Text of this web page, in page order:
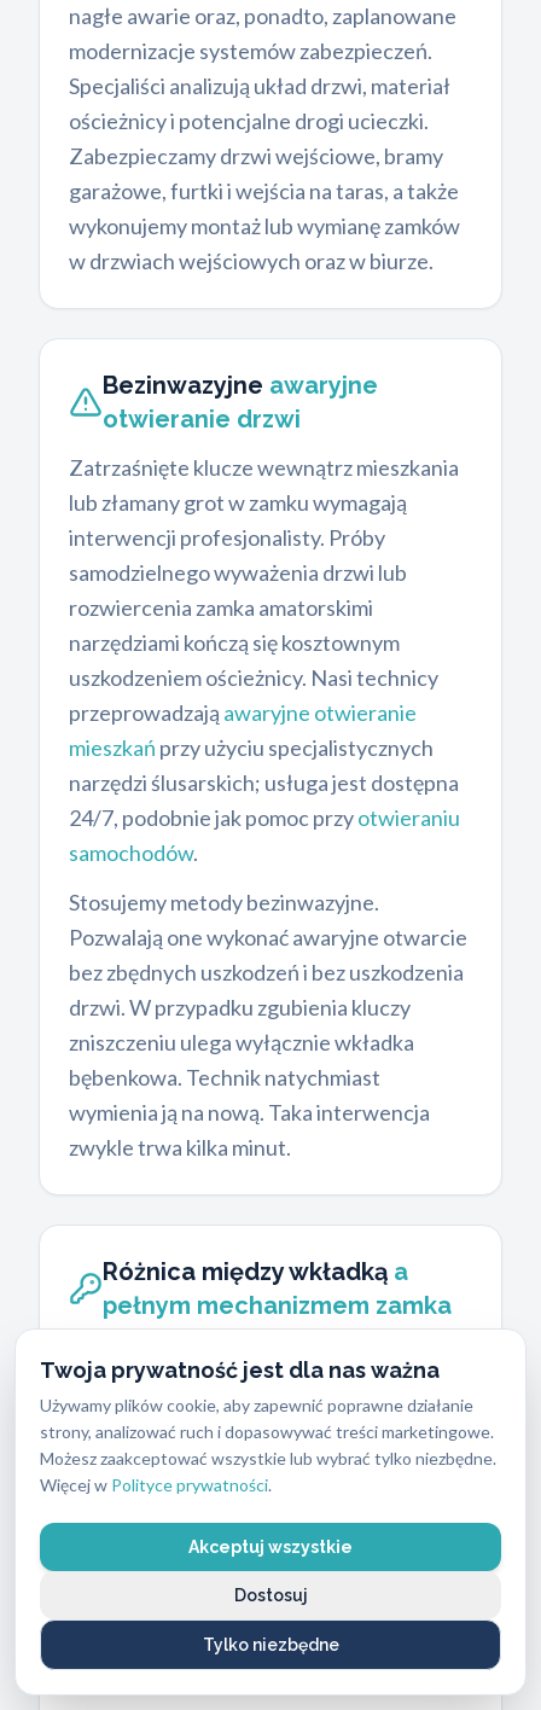
Twoja prywatność jest dla nas ważna
Używamy plików cookie, aby zapewnić poprawne działanie
strony, analizować ruch i dopasowywać treści marketingowe.
Możesz zaakceptować wszystkie lub wybrać tylko niezbędne.
Więcej w Polityce prywatności.
Akceptuj wszystkie
Tylko niezbędne
Dostosuj
nagłe awarie oraz, ponadto, zaplanowane
modernizacje systemów zabezpieczeń.
Specjaliści analizują układ drzwi, materiał
ościeżnicy i potencjalne drogi ucieczki.
Zabezpieczamy drzwi wejściowe, bramy
garażowe, furtki i wejścia na taras, a także
wykonujemy montaż lub wymianę zamków
w drzwiach wejściowych oraz w biurze.
Bezinwazyjne awaryjne
otwieranie drzwi
Zatrzaśnięte klucze wewnątrz mieszkania
lub złamany grot w zamku wymagają
interwencji profesjonalisty. Próby
samodzielnego wyważenia drzwi lub
rozwiercenia zamka amatorskimi
narzędziami kończą się kosztownym
uszkodzeniem ościeżnicy. Nasi technicy
przeprowadzają awaryjne otwieranie
mieszkań przy użyciu specjalistycznych
narzędzi ślusarskich; usługa jest dostępna
24/7, podobnie jak pomoc przyotwieraniu
samochodów.
Stosujemy metody bezinwazyjne.
Pozwalają one wykonać awaryjne otwarcie
bez zbędnych uszkodzeń i bez uszkodzenia
drzwi. W przypadku zgubienia kluczy
zniszczeniu ulega wyłącznie wkładka
bębenkowa. Technik natychmiast
wymienia ją na nową. Taka interwencja
zwykle trwa kilka minut.
Różnica między wkładką a
pełnym mechanizmem zamka
infolinię pyta o zakres naprawy. Wkładka
bębenkowa to element cylindryczny.
Wsuwasz do niej klucz. Wymiana wkładki
jest szybka i tania. Zamek wpuszczany to
obszerny mechanizm ukryty wewnątrz
skrzydła drzwiowego. Odpowiada za
wysuwanie rygli i blokowanie drzwi w